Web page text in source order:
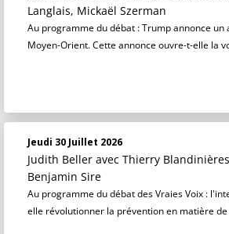
Langlais, Mickaël Szerman
Au programme du débat : Trump annonce un
Moyen-Orient. Cette annonce ouvre-t-elle la
Jeudi 30 Juillet 2026
Judith Beller avec Thierry
Benjamin Sire
Au programme du débat des Vraies Voix :
elle révolutionner la prévention en matière de